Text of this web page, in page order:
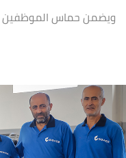
ويضمن حماس الموظفين